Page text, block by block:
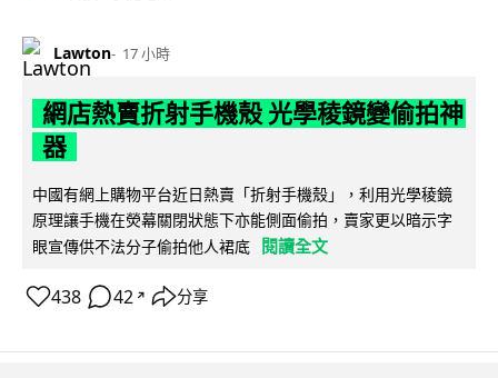
Lawton 17 小時
網店熱賣折射手機殼 光學稜鏡變偷拍神
器
中國有網上購物平台近日熱賣「折射手機殼」，利用光學稜鏡
原理讓手機在熒幕關閉狀態下亦能側面偷拍，賣家更以暗示字
眼宣傳供不法分子偷拍他人裙底
閱讀全文
438 42 ↗ 分享